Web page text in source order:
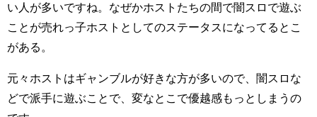
い人が多いですね。なぜかホストたちの間で闇スロで遊ぶ
ことが売れっ子ホストとしてのステータスになってるとこ
がある。
元々ホストはギャンブルが好きな方が多いので、闇スロな
どで派手に遊ぶことで、変なとこで優越感もっとしまうの